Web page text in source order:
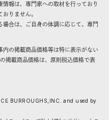
報は、専門家への取材を行っており
りません。
合は、ご自身の体調に応じて、専門
の掲載商品価格等は特に表示がない
掲載商品価格は、原則税込価格で表
BURROUGHS,INC. and used by